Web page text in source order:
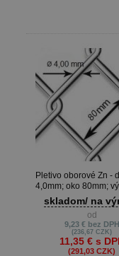
Pletivo oborové Zn -
4,0mm; oko 80mm;
160cm
skladom/ na
od
9,23 € bez DPH
(236,67 CZK)
11,35 € s
(291,03 CZK)